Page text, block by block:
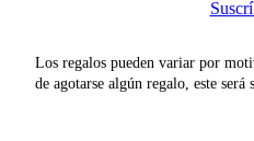
Los regalos pueden variar por
de agotarse algún regalo, este